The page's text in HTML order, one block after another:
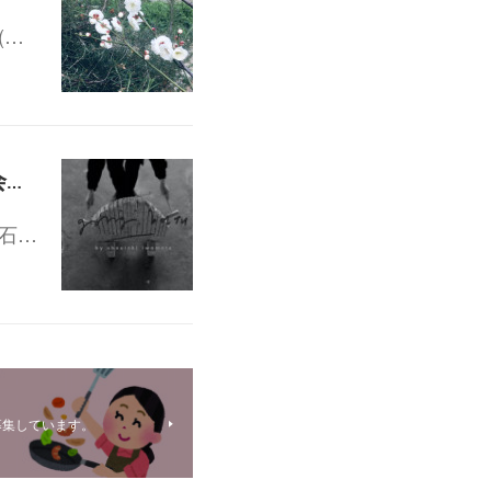
映像作品 gong batu 上映会＋トークイベント 【オンライン・会場同時上映】
…
しています。